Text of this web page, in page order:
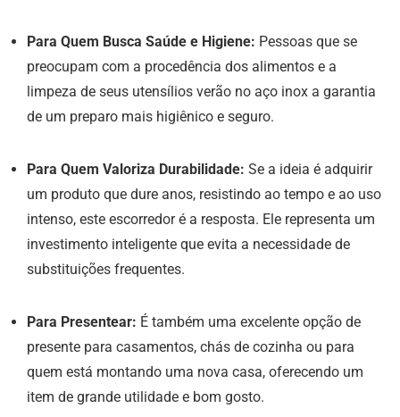
Para Quem Busca Saúde e Higiene: Pessoas que se
preocupam com a procedência dos alimentos e a
limpeza de seus utensílios verão no aço inox a garantia
de um preparo mais higiênico e seguro.
Para Quem Valoriza Durabilidade: Se a ideia é adquirir
um produto que dure anos, resistindo ao tempo e ao uso
intenso, este escorredor é a resposta. Ele representa um
investimento inteligente que evita a necessidade de
substituições frequentes.
Para Presentear: É também uma excelente opção de
presente para casamentos, chás de cozinha ou para
quem está montando uma nova casa, oferecendo um
item de grande utilidade e bom gosto.